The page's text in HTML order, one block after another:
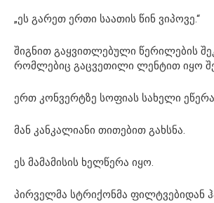
„ეს გარეთ ერთი საათის წინ ვიპოვე.“
შიგნით გაყვითლებული წერილების
რომლებიც გაცვეთილი ლენტით იყო
ერთ კონვერტზე სოფიას სახელი
მან კანკალიანი თითებით გახსნა.
ეს მამამისის ხელწერა იყო.
პირველმა სტრიქონმა ფილტვებიდან